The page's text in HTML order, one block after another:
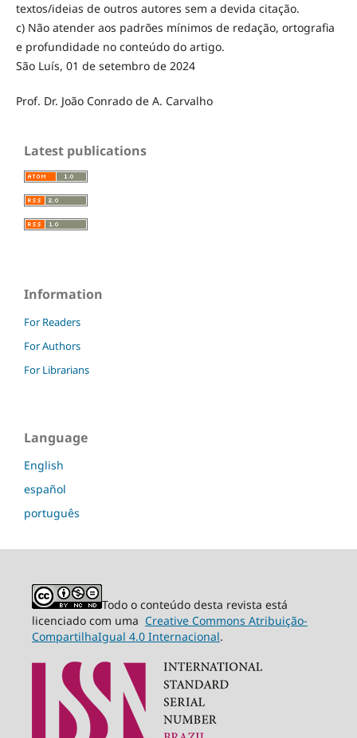
textos/ideias de outros autores sem a devida citação.
c) Não atender aos padrões mínimos de redação, ortografia
e profundidade no conteúdo do artigo.
São Luís, 01 de setembro de 2024
Prof. Dr. João Conrado de A. Carvalho
Latest publications
Information
For Readers
For Authors
For Librarians
Language
English
español
português
Todo o conteúdo desta revista está
licenciado com uma Creative Commons Atribuição-
CompartilhaIgual 4.0 Internacional.